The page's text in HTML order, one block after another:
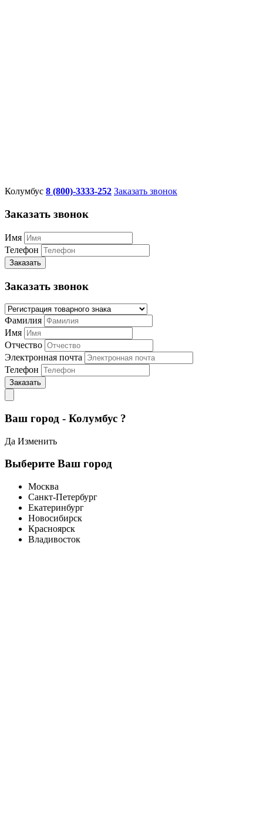
Колумбус 8 (800)-3333-252 Заказать звонок
Заказать звонок
Имя
Телефон
Заказать
Заказать звонок
Фамилия
Имя
Отчество
Электронная почта
Телефон
Заказать
Ваш город - Колумбус ?
Да Изменить
Выберите Ваш город
Москва
Санкт-Петербург
Екатеринбург
Новосибирск
Красноярск
Владивосток